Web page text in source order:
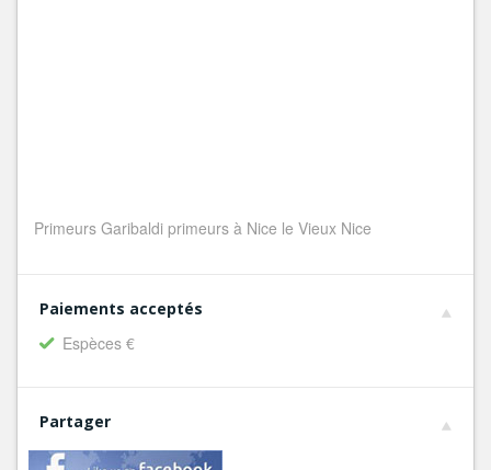
Primeurs Garibaldi primeurs à Nice le Vieux Nice
Paiements acceptés
Espèces €
Partager